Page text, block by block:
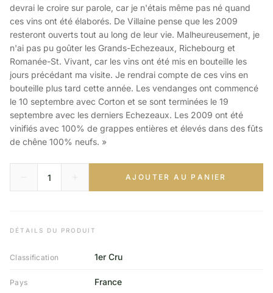
devrai le croire sur parole, car je n'étais même pas né quand
ces vins ont été élaborés. De Villaine pense que les 2009
resteront ouverts tout au long de leur vie. Malheureusement, je
n'ai pas pu goûter les Grands-Echezeaux, Richebourg et
Romanée-St. Vivant, car les vins ont été mis en bouteille les
jours précédant ma visite. Je rendrai compte de ces vins en
bouteille plus tard cette année. Les vendanges ont commencé
le 10 septembre avec Corton et se sont terminées le 19
septembre avec les derniers Echezeaux. Les 2009 ont été
vinifiés avec 100% de grappes entières et élevés dans des fûts
de chêne 100% neufs. »
AJOUTER AU PANIER
DÉTAILS DU PRODUIT
Classification 1er Cru
Pays France